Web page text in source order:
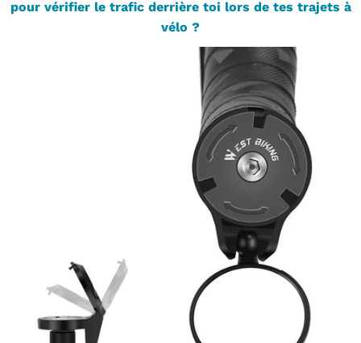
pour vérifier le trafic derrière toi lors de tes trajets à
vélo ?